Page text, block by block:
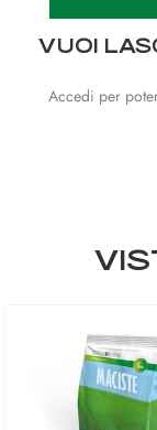
VUOI
Accedi per